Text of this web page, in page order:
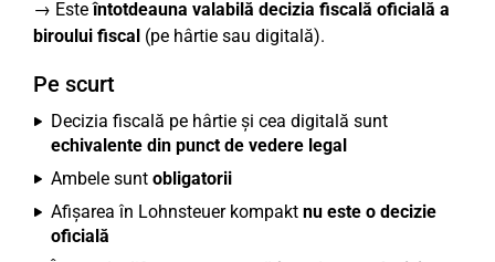
→ Esteîntotdeauna valabilă decizia fiscală oficială a
biroului fiscal (pe hârtie sau digitală).
Pe scurt
Decizia fiscală pe hârtie și cea digitală sunt
echivalente din punct de vedere legal
Ambele sunt obligatorii
Afișarea în Lohnsteuer kompakt nu este o decizie
oficială